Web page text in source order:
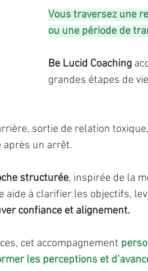
Vous traversez une
ou une période de
Be Lucid Coaching
grandes étapes de
sortie de relation
un arrêt.
structurée, inspirée de la
aide à clarifier les objectifs,
confiance et alignement.
cet accompagnement
les perceptions et